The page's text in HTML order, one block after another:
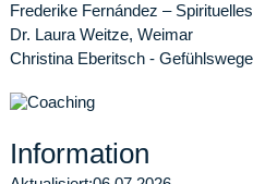
Frederike Fernández –
Dr. Laura Weitze, Weimar
Christina Eberitsch -
Information